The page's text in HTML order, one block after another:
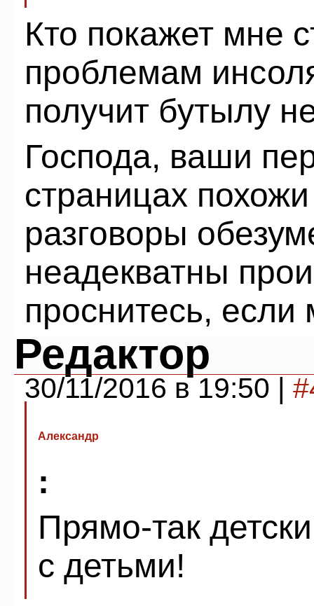
Кто покажет мне
проблемам
получит бутылу
Господа, ваши
страницах
разговоры
неадекватны
проснитесь, если
Редактор
30/11/2016 в 19:50 |
Александр
:
Прямо-так
с детьми!